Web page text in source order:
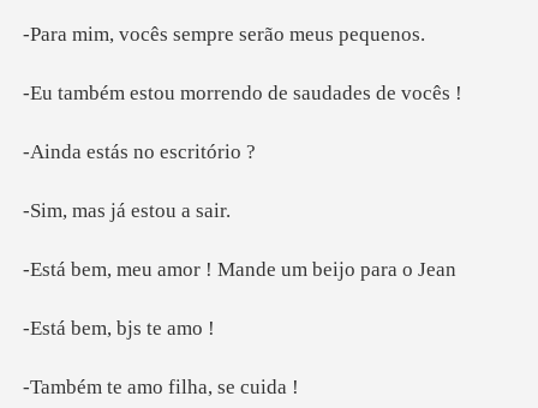
ês sempre serã
morrendo de sau
tás no es
s já est
mor ! Mande um b
em, bjs
amo filha